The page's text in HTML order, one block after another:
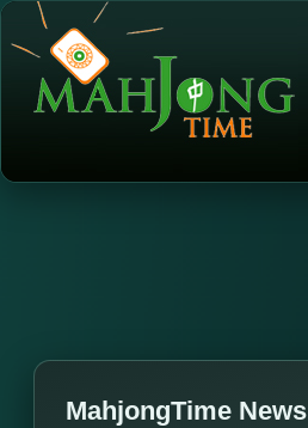
MahjongTime News